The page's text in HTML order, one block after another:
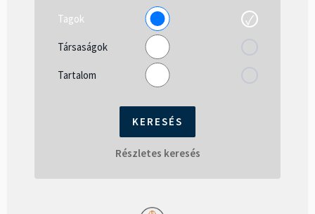
Tagok
Társaságok
Tartalom
Részletes keresés